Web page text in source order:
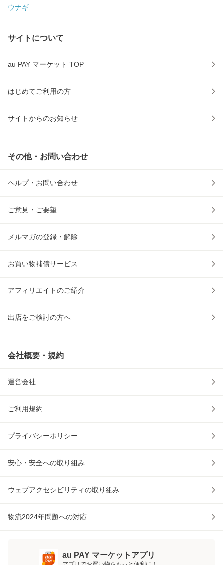
ウナギ
サイトについて
au PAY マーケット TOP
はじめてご利用の方
サイトからのお知らせ
その他・お問い合わせ
ヘルプ・お問い合わせ
ご意見・ご要望
メルマガの登録・解除
お買い物補償サービス
アフィリエイトのご紹介
出店をご検討の方へ
会社概要・規約
運営会社
ご利用規約
プライバシーポリシー
安心・安全への取り組み
ウェブアクセシビリティの取り組み
物流2024年問題への対応
au PAY マーケットアプリ